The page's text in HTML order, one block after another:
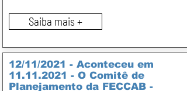
Saiba mais +
12/11/2021 - Aconteceu em
11.11.2021 - O Comitê de
Planejamento da FECCAB -